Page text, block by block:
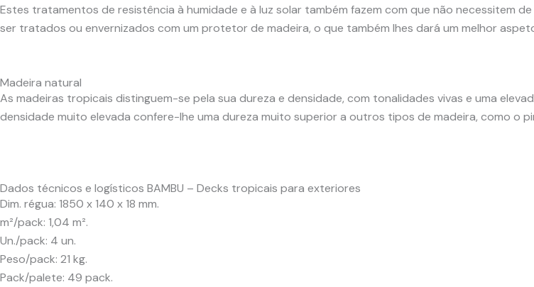
Estes tratamentos de resistência à humidade e à luz solar também fazem com que não necessitem
ser tratados ou envernizados com um protetor de madeira, o que também lhes dará um melhor
Madeira natural
As madeiras tropicais distinguem-se pela sua dureza e densidade, com tonalidades vivas e uma
densidade muito elevada confere-lhe uma dureza muito superior a outros tipos de madeira, como o
Dados técnicos e logísticos BAMBU – Decks tropicais para exteriores
Dim. régua: 1850 x 140 x 18 mm.
m²/pack: 1,04 m².
Un./pack: 4 un.
Peso/pack: 21 kg.
Pack/palete: 49 pack.